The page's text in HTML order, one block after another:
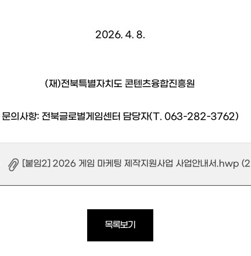
2026. 4. 8.
(재)전북특별자치도 콘텐츠융합진흥원
문의사항: 전북글로벌게임센터 담당자(T. 063-282-3762)
[붙임2] 2026 게임 마케팅 제작지원사업 사업안내서.hwp
목록보기